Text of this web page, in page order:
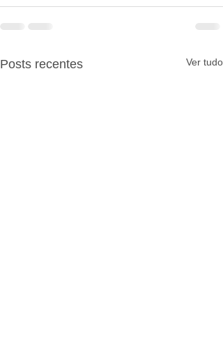
Posts recentes Ver tudo